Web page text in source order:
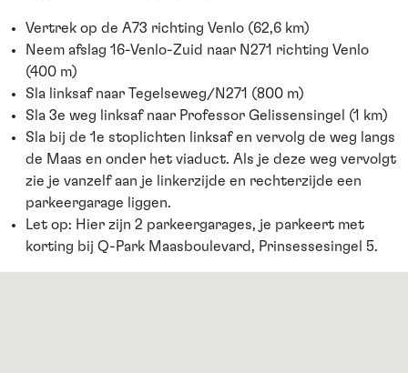
Vertrek op de A73 richting Venlo (62,6 km)
Neem afslag 16-Venlo-Zuid naar N271 richting Venlo
(400 m)
Sla linksaf naar Tegelseweg/N271 (800 m)
Sla 3e weg linksaf naar Professor Gelissensingel (1 km)
Sla bij de 1e stoplichten linksaf en vervolg de weg langs
de Maas en onder het viaduct. Als je deze weg vervolgt
zie je vanzelf aan je linkerzijde en rechterzijde een
parkeergarage liggen.
Let op: Hier zijn 2 parkeergarages, je parkeert met
korting bij Q-Park Maasboulevard, Prinsessesingel 5.